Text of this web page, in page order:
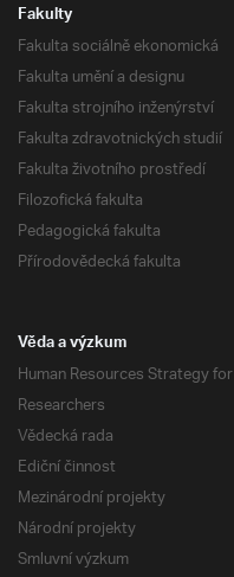
Fakulty
Fakulta sociálně ekonomická
Fakulta umění a designu
Fakulta strojního inženýrství
Fakulta zdravotnických studií
Fakulta životního prostředí
Filozofická fakulta
Pedagogická fakulta
Přírodovědecká fakulta
Věda a výzkum
Human Resources Strategy for
Researchers
Vědecká rada
Ediční činnost
Mezinárodní projekty
Národní projekty
Smluvní výzkum